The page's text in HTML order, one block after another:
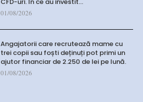
01/08/2026
Angajatorii care recrutează mame cu
trei copii sau foști deținuți pot primi un
ajutor financiar de 2.250 de lei pe lună.
01/08/2026